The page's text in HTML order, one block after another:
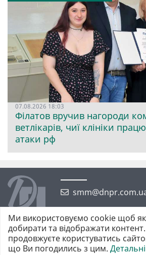
07.08.2026 18:03
Філатов вручив нагороди
ветлікарів, чиї клініки
атаки рф
Ми використовуємо cookie щоб
добирати та відображати
продовжуєте користуватись
що Ви погодились з цим.